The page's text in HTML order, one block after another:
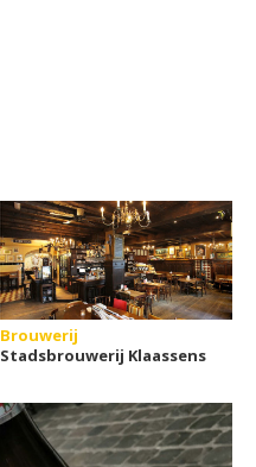
Brouwerij
Stadsbrouwerij Klaassens